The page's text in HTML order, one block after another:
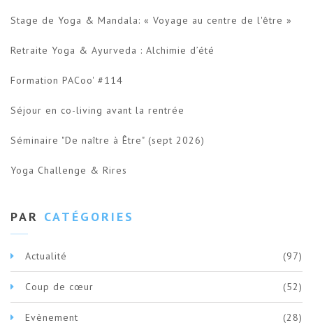
Stage de Yoga & Mandala: « Voyage au centre de l'être »
Retraite Yoga & Ayurveda : Alchimie d’été
Formation PACoo' #114
Séjour en co-living avant la rentrée
Séminaire "De naître à Être" (sept 2026)
Yoga Challenge & Rires
PAR CATÉGORIES
Actualité (97)
Coup de cœur (52)
Evènement (28)